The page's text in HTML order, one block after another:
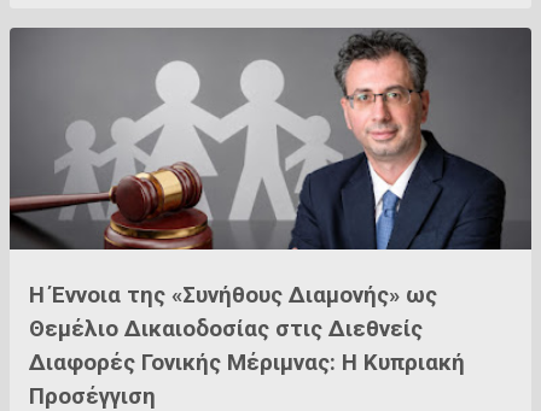
Η Έννοια της «Συνήθους Διαμονής» ως
Θεμέλιο Δικαιοδοσίας στις Διεθνείς
Διαφορές Γονικής Μέριμνας: Η Κυπριακή
Προσέγγιση